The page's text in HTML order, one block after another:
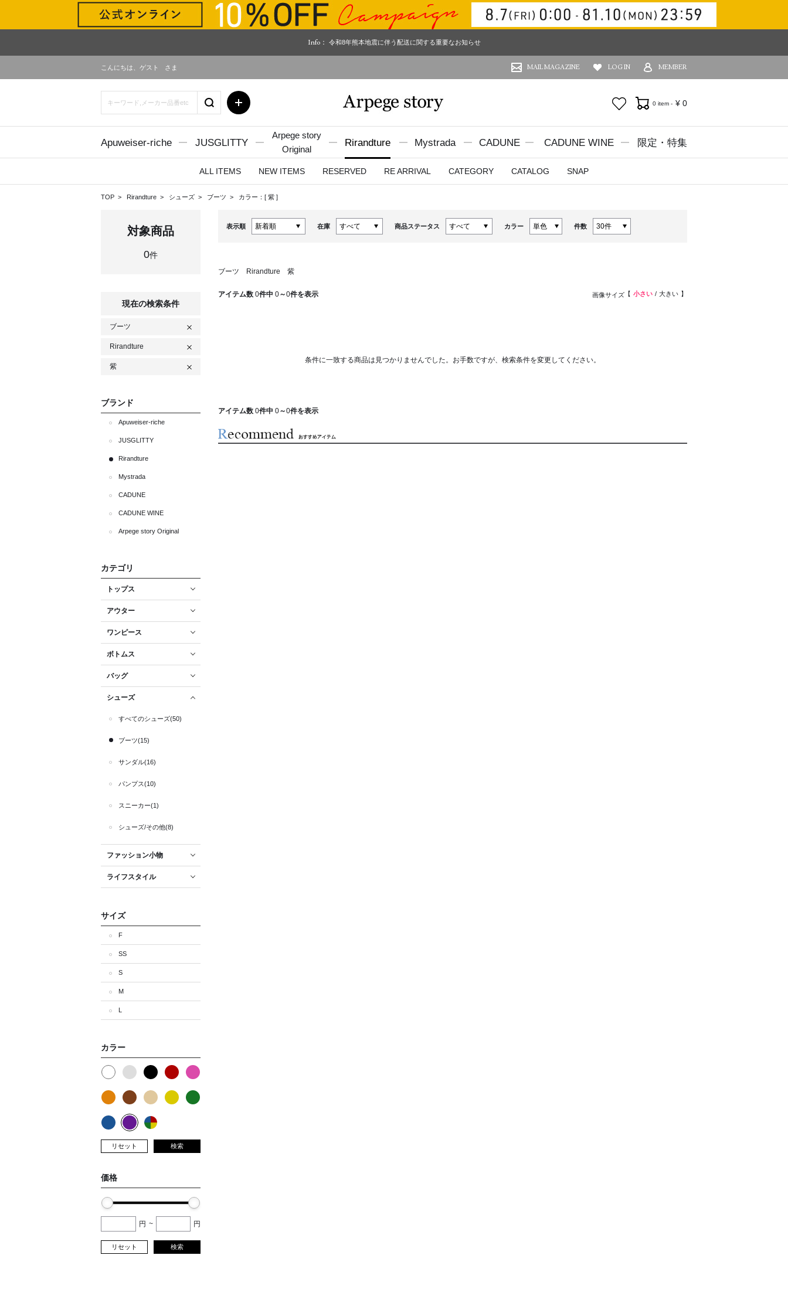
Info： 令和8年熊本地震に伴う配送に関する重要なお知らせ
こんにちは、 ゲスト さま MAIL MAGAZINE LOG IN MEMBER
お気に入り0 item - ¥ 0
Apuweiser-riche JUSGLITTY
Arpege story
Original
Rirandture Mystrada CADUNE CADUNE WINE 限定・特集
ALL ITEMS NEW ITEMS RESERVED RE ARRIVAL CATEGORY CATALOG SNAP
TOP Rirandture シューズ ブーツ カラー：[ 紫 ]
対象商品
0件
現在の検索条件
ブーツ
Rirandture
紫
ブランド
Apuweiser-riche
JUSGLITTY
Rirandture
Mystrada
CADUNE
CADUNE WINE
Arpege story Original
カテゴリ
トップス
アウター
ワンピース
ボトムス
バッグ
シューズ
すべてのシューズ(50)
ブーツ(15)
サンダル(16)
パンプス(10)
スニーカー(1)
シューズ/その他(8)
ファッション小物
ライフスタイル
サイズ
F
SS
S
M
L
カラー
リセット 検索
価格
円 ~ 円
リセット 検索
表示順 在庫 商品ステータス カラー 件数
ブーツ Rirandture 紫
アイテム数 0件中 0～0件を表示 画像サイズ 小さい 大きい
条件に一致する商品は見つかりませんでした。お手数ですが、検索条件を変更してください。
アイテム数 0件中 0～0件を表示